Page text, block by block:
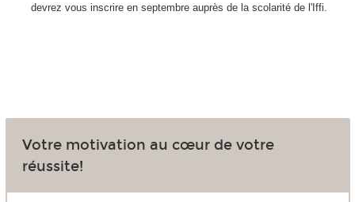
devrez vous inscrire en septembre auprès de la scolarité de l'Iffi.
Votre motivation au cœur de votre
réussite!